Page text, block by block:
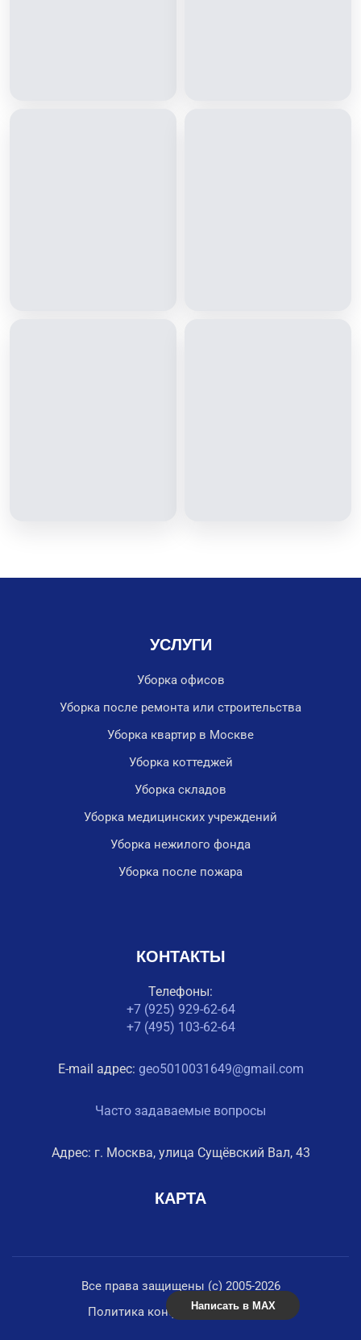
УСЛУГИ
Уборка офисов
Уборка после ремонта или строительства
Уборка квартир в Москве
Уборка коттеджей
Уборка складов
Уборка медицинских учреждений
Уборка нежилого фонда
Уборка после пожара
КОНТАКТЫ
Телефоны:
+7 (925) 929-62-64
+7 (495) 103-62-64
E-mail адрес: geo5010031649@gmail.com
Часто задаваемые вопросы
Адрес: г. Москва, улица Сущёвский Вал, 43
КАРТА
Все права защищены (с) 2005-2026
Политика конфиденциальности
Написать в MAX